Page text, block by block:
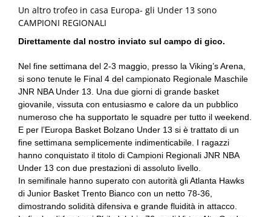
Un altro trofeo in casa Europa- gli Under 13 sono
CAMPIONI REGIONALI
Direttamente dal nostro inviato sul campo di gico.
Nel fine settimana del 2-3 maggio, presso la Viking’s Arena,
si sono tenute le Final 4 del campionato Regionale Maschile
JNR NBA Under 13. Una due giorni di grande basket
giovanile, vissuta con entusiasmo e calore da un pubblico
numeroso che ha supportato le squadre per tutto il weekend.
E per l’Europa Basket Bolzano Under 13 si è trattato di un
fine settimana semplicemente indimenticabile. I ragazzi
hanno conquistato il titolo di Campioni Regionali JNR NBA
Under 13 con due prestazioni di assoluto livello.
In semifinale hanno superato con autorità gli Atlanta Hawks
di Junior Basket Trento Bianco con un netto 78-36,
dimostrando solidità difensiva e grande fluidità in attacco.